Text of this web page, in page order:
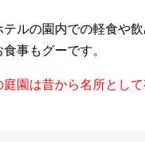
ルの園内での軽食や
事もグーです。
園は昔から名所とし